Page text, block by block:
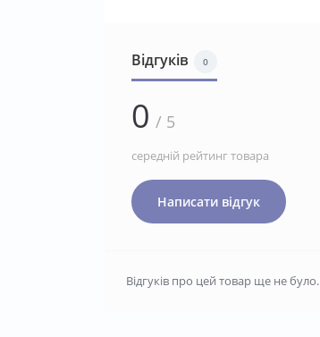
Відгуків 0
0 / 5
середній рейтинг товара
Написати відгук
Відгуків про цей товар ще не було.